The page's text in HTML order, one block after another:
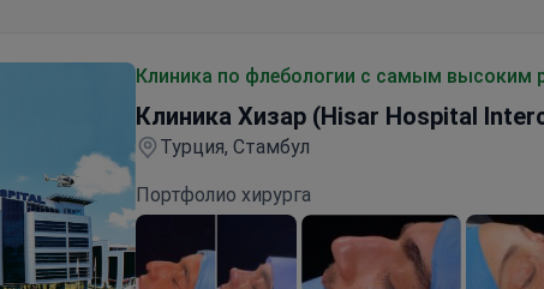
Клиника по флебологии с самым высоким
Клиника Хизар (Hisar Hospital
Турция, Стамбул
Портфолио хирурга